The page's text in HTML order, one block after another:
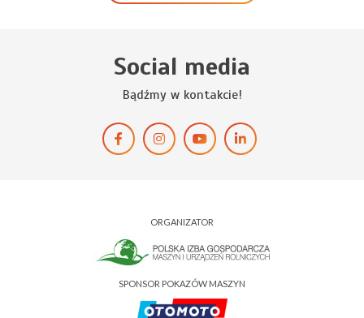
Social media
Bądźmy w kontakcie!
ORGANIZATOR
SPONSOR POKAZÓW MASZYN